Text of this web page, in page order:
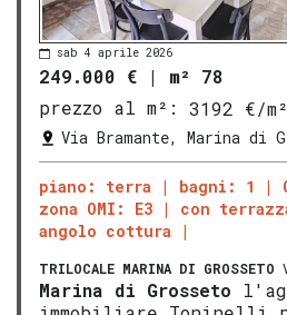
sab 4 aprile 2026
249.000 € | m² 78
prezzo al m²:
3192 €/m²
Via Bramante, Marina di
piano: terra bagni: 1
zona OMI: E3
con
angolo cottura
TRILOCALE MARINA DI GROSSETO
Marina di Grosseto